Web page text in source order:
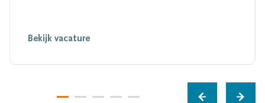
Bekijk vacature